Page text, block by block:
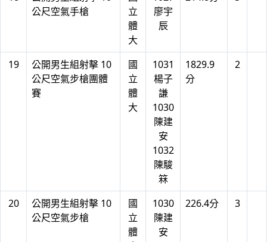
公尺空氣手槍
立
體
大
廖宇
辰
19
公開男生組射擊 10
公尺空氣步槍團體
賽
國
立
體
大
1031
楊子
謙
1030
陳建
安
1032
陳駿
箖
1829.9
分
2
20
公開男生組射擊 10
公尺空氣步槍
國
立
體
1030
陳建
安
226.4分 3